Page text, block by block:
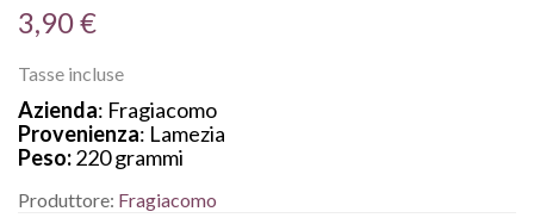
3,90 €
Tasse incluse
Azienda: Fragiacomo
Provenienza: Lamezia
Peso:220 grammi
Produttore: Fragiacomo